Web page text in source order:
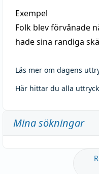
Exempel
Folk blev förvånade
hade sina randiga
Läs mer om dagens
Här hittar du alla
Mina sökningar